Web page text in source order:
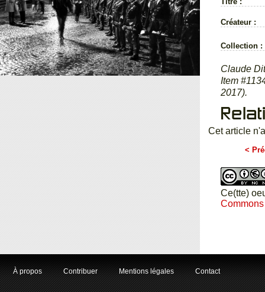
Créateur :
Collection :
Claude
Item
2017).
Cet article
<
Ce(tte)
À propos Contribuer Mentions légales Contact